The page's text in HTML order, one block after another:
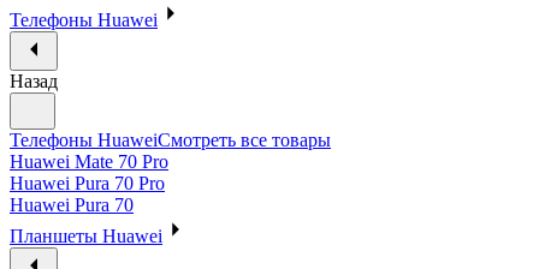
Телефоны Huawei
Назад
Телефоны HuaweiСмотреть все товары
Huawei Mate 70 Pro
Huawei Pura 70 Pro
Huawei Pura 70
Планшеты Huawei